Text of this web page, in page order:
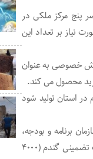
پنج مرکز ملکی در
۲۵۰ هزار تن دایر شده و در صورت نیاز بر تعداد این
و بخش خصوصی به عنوان
کرد در سال زراعی جاری بیش از ۹۰۰ هزار تن گندم در استان تولید شود
برنامه و بودجه،
مقرر شد با عنایت به کمبود شدید بارندگی و حمایت از کشاورزان گندم‌کار مبلغ هزار تومان به قیمت تضمینی گندم (۴۰۰۰